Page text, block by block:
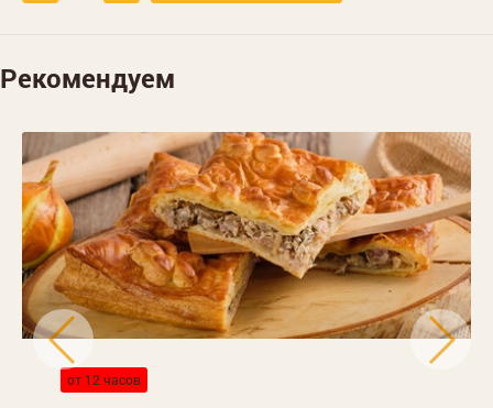
Рекомендуем
от 12 часов